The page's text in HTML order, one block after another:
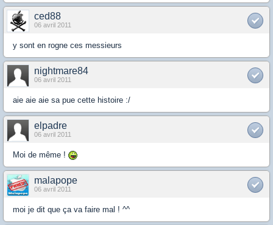
ced88
06 avril 2011
y sont en rogne ces messieurs
nightmare84
06 avril 2011
aie aie aie sa pue cette histoire :/
elpadre
06 avril 2011
Moi de même !
malapope
06 avril 2011
moi je dit que ça va faire mal ! ^^